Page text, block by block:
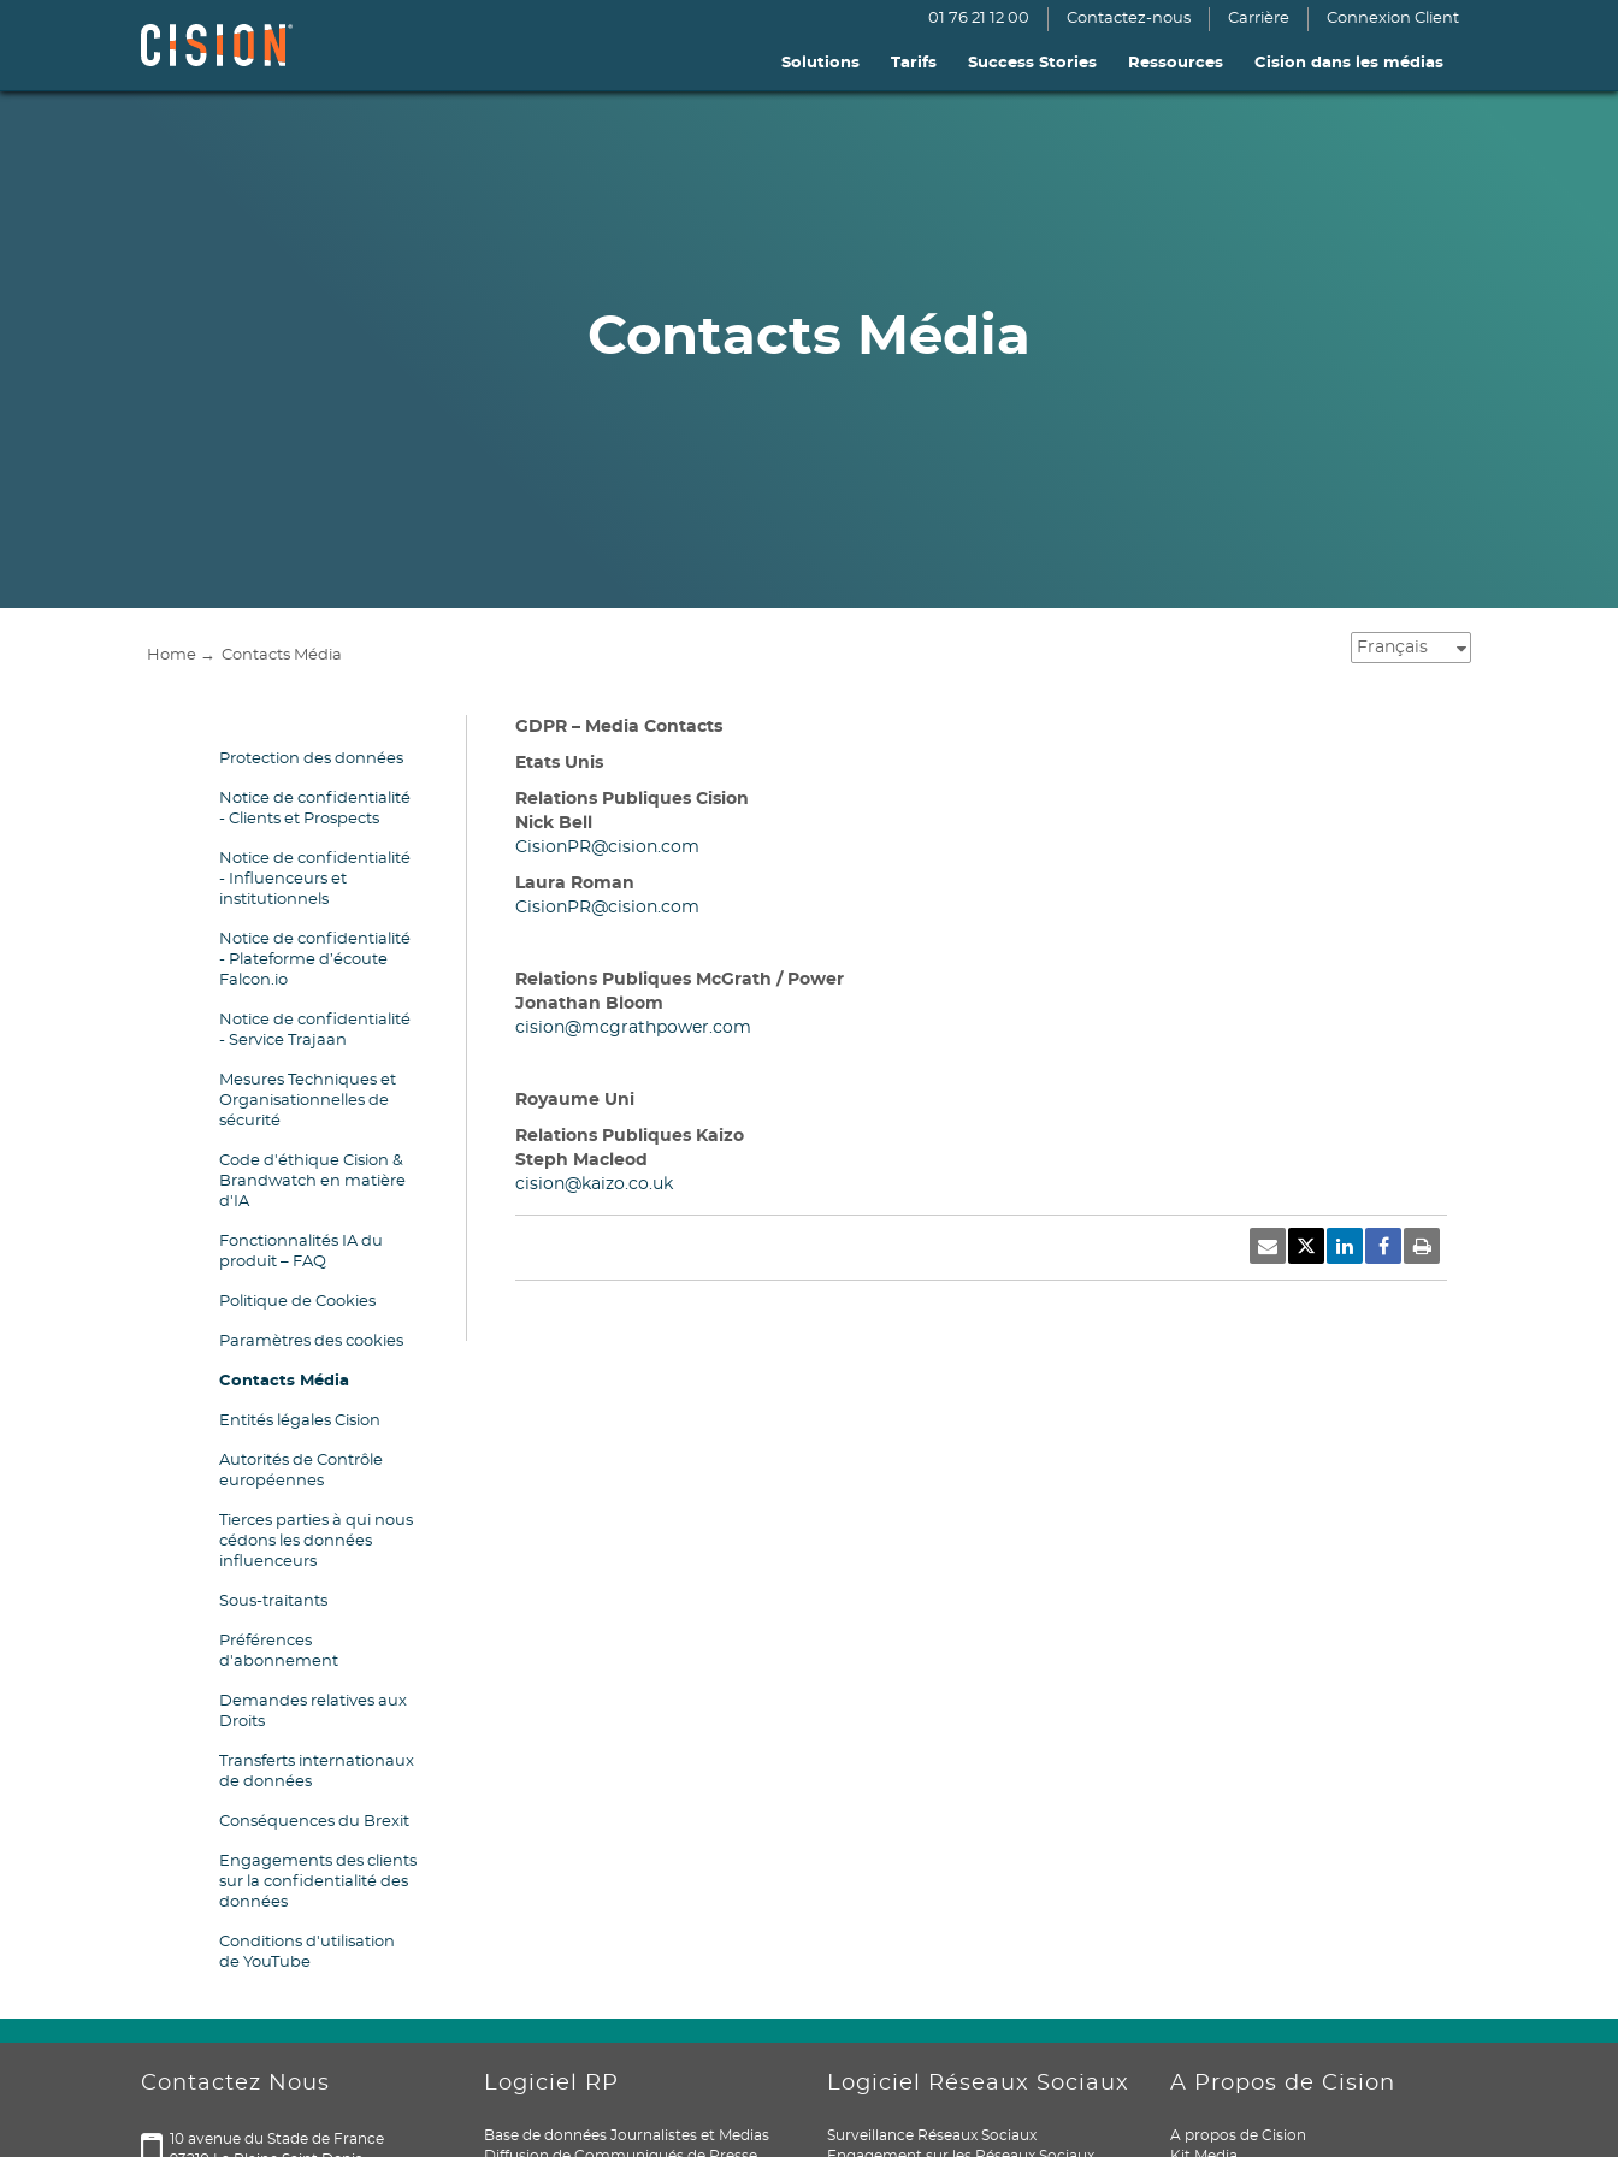
01 76 21 12 00 Contactez-nous Carrière Connexion Client
Solutions Tarifs Success Stories Ressources Cision dans les médias
Contacts Média
Home → Contacts Média
Protection des données
Notice de confidentialité
- Clients et Prospects
Notice de confidentialité
- Influenceurs et
institutionnels
Notice de confidentialité
- Plateforme d’écoute
Falcon.io
Notice de confidentialité
- Service Trajaan
Mesures Techniques et
Organisationnelles de
sécurité
Code d'éthique Cision &
Brandwatch en matière
d'IA
Fonctionnalités IA du
produit – FAQ
Politique de Cookies
Paramètres des cookies
Contacts Média
Entités légales Cision
Autorités de Contrôle
européennes
Tierces parties à qui nous
cédons les données
influenceurs
Sous-traitants
Préférences
d'abonnement
Demandes relatives aux
Droits
Transferts internationaux
de données
Conséquences du Brexit
Engagements des clients
sur la confidentialité des
données
Conditions d'utilisation
de YouTube
GDPR – Media Contacts
Etats Unis
Relations Publiques Cision
Nick Bell
CisionPR@cision.com
Laura Roman
CisionPR@cision.com
Relations Publiques McGrath / Power
Jonathan Bloom
cision@mcgrathpower.com
Royaume Uni
Relations Publiques Kaizo
Steph Macleod
cision@kaizo.co.uk
Contactez Nous
10 avenue du Stade de France
Logiciel RP
Base de données Journalistes et Medias
Logiciel Réseaux Sociaux
Surveillance Réseaux Sociaux
A Propos de Cision
A propos de Cision